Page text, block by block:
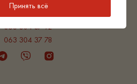
Пн - Пт 9:00 - 18:00
063 304 37 92
063 304 37 78
TelegramViber Instagram
Принять всё